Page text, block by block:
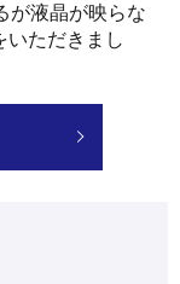
が液晶が映らな
いただきまし